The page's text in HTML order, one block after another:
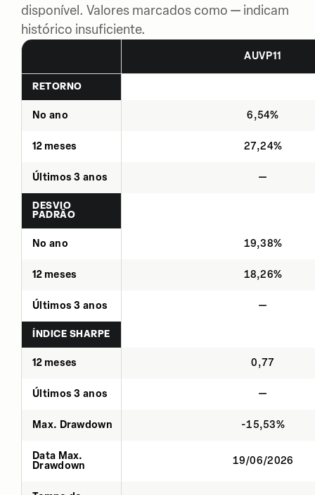
disponível. Valores marcados como — indicam
histórico insuficiente.
AUVP11
RETORNO
No ano 6,54%
12 meses 27,24%
Últimos 3 anos —
DESVIO
PADRÃO
No ano 19,38%
12 meses 18,26%
Últimos 3 anos —
ÍNDICE SHARPE
12 meses 0,77
Últimos 3 anos —
Max. Drawdown -15,53%
Data Max.
Drawdown
19/06/2026